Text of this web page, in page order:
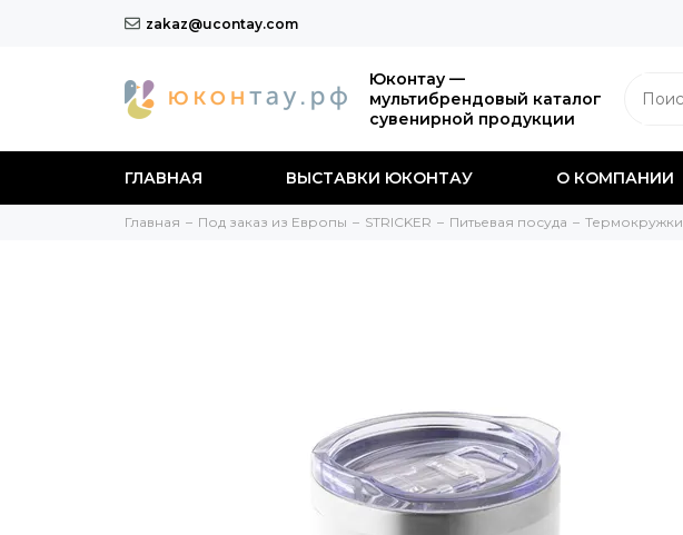
zakaz@ucontay.com
Юконтау —
мультибрендовый каталог
сувенирной продукции
ГЛАВНАЯ ВЫСТАВКИ ЮКОНТАУ О КОМПАНИИ
Главная Под заказ из Европы STRICKER Питьевая посуда Термокружки